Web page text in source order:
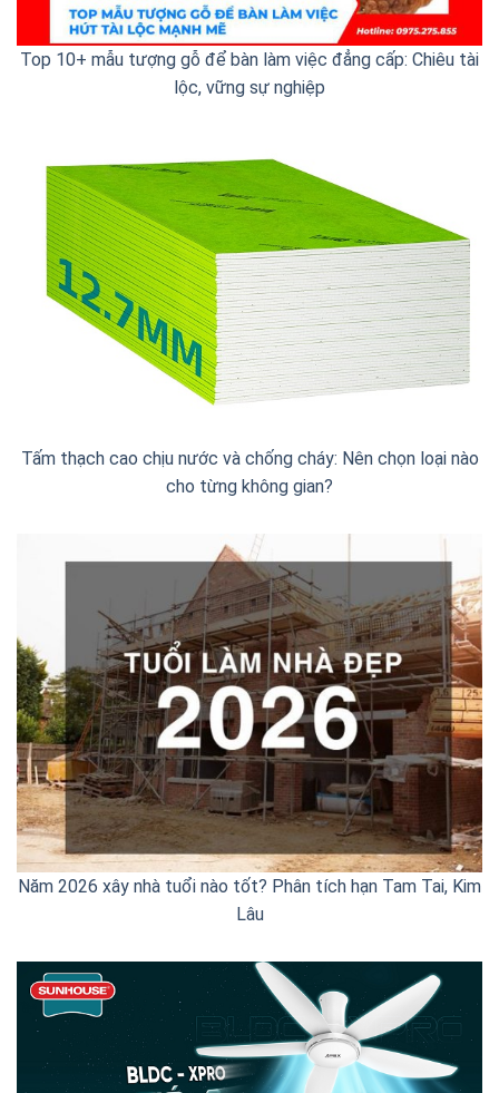
Top 10+ mẫu tượng gỗ để bàn làm việc đẳng cấp: Chiêu tài
lộc, vững sự nghiệp
Tấm thạch cao chịu nước và chống cháy: Nên chọn loại nào
cho từng không gian?
Năm 2026 xây nhà tuổi nào tốt? Phân tích hạn Tam Tai, Kim
Lâu